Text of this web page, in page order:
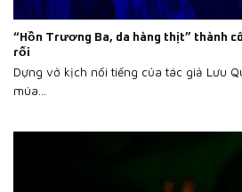
“Hồn Trương Ba, da hàng thịt” thành
rối
Dựng vở kịch nổi tiếng của tác giả Lưu
múa...